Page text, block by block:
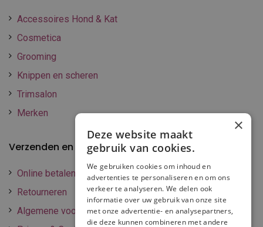
Accessoires Hond & Kat
Cosmetica
Grooming
Knippen en scheren
Trimsalon
Merken
Verzenden en betalen
Online betalen
Retourneren
Algemene voorwaarden
×
Deze website maakt
gebruik van cookies.
We gebruiken cookies om inhoud en
advertenties te personaliseren en om ons
verkeer te analyseren. We delen ook
informatie over uw gebruik van onze site
met onze advertentie- en analysepartners,
die deze kunnen combineren met andere